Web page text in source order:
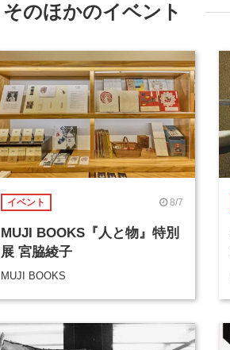
そのほかのイベント
イベント 8/7
MUJI BOOKS『人と物』特別
展 宮脇綾子
MUJI BOOKS